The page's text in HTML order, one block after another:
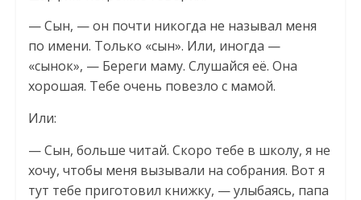
— Сын, — он почти никогда не называл меня
по имени. Только «сын». Или, иногда —
«сынок», — Береги маму. Слушайся её. Она
хорошая. Тебе очень повезло с мамой.
Или:
— Сын, больше читай. Скоро тебе в школу, я не
хочу, чтобы меня вызывали на собрания. Вот я
тут тебе приготовил книжку, — улыбаясь, папа